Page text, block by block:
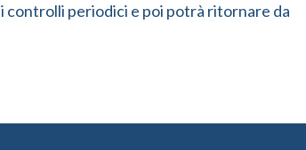
controlli periodici e poi potrà ritornare da